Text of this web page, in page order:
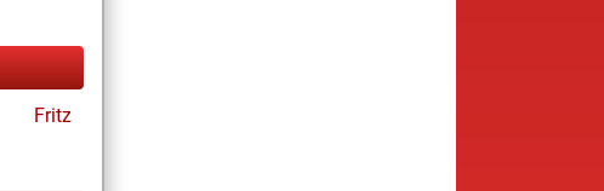
Fritz